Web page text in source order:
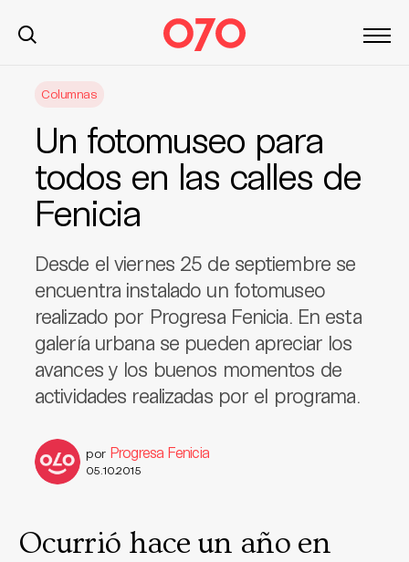
Columnas
Un fotomuseo para
todos en las calles de
Fenicia
Desde el viernes 25 de septiembre se
encuentra instalado un fotomuseo
realizado por Progresa Fenicia. En esta
galería urbana se pueden apreciar los
avances y los buenos momentos de
actividades realizadas por el programa.
por Progresa Fenicia
05.10.2015
Ocurrió hace un año en